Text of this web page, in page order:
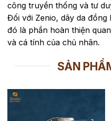
công truyền thống và tư
Đối với Zenio, dây da
đó là phần hoàn thiện
và cá tính của chủ nhân.
SẢN